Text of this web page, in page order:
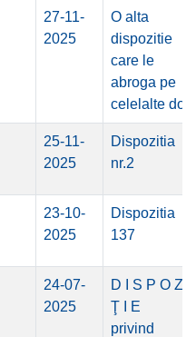
27-11-
2025
O alta
dispozitie
care le
abroga pe
celelalte
25-11-
2025
Dispozitia
nr.2
23-10-
2025
Dispozitia
137
24-07-
2025
D I S P O Z I
Ţ I E
privind